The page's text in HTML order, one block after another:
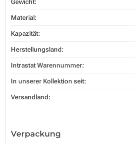
Gewicht:
Material:
Kapazität:
Herstellungsland:
Intrastat Warennummer:
In unserer Kollektion seit:
Versandland:
Verpackung